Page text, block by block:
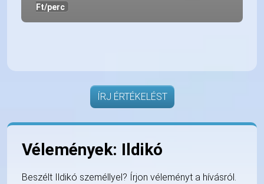
Ft/perc
ÍRJ ÉRTÉKELÉST
Vélemények: Ildikó
Beszélt Ildikó személlyel? Írjon véleményt a hívásról.